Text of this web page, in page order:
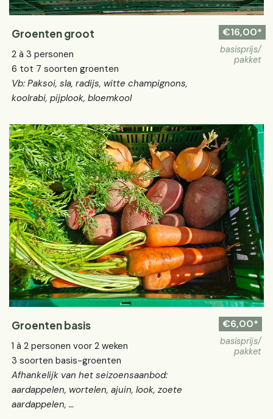
Groenten groot
2 à 3 personen
6 tot 7 soorten groenten
Vb: Paksoi, sla, radijs, witte champignons,
koolrabi, pijplook, bloemkool
€16,00*
basisprijs/
pakket
Groenten basis
1 à 2 personen voor 2 weken
3 soorten basis-groenten
Afhankelijk van het seizoensaanbod:
aardappelen, wortelen, ajuin, look, zoete
aardappelen, …
€6,00*
basisprijs/
pakket